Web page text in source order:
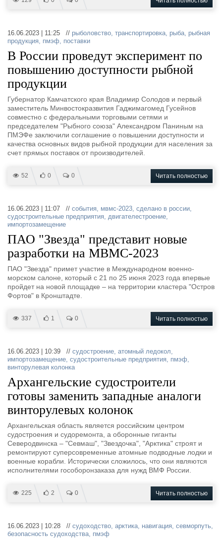
16.06.2023 | 11:25 // рыболовство, транспортировка, рыба, рыбная
продукция, пмэф, поставки
В России проведут эксперимент по
повышению доступности рыбной
продукции
Губернатор Камчатского края Владимир Солодов и первый
заместитель Минвостокразвития Гаджимагомед Гусейнов
совместно с федеральными торговыми сетями и
председателем "Рыбного союза" Александром Паниным на
ПМЭФе заключили соглашение о повышении доступности и
качества основных видов рыбной продукции для населения за
счет прямых поставок от производителей.
52 0 0 Читать полностью
16.06.2023 | 11:07 // события, мвмс-2023, сделано в россии,
судостроительные предприятия, двигателестроение,
импортозамещение
ПАО "Звезда" представит новые
разработки на МВМС-2023
ПАО "Звезда" примет участие в Международном военно-
морском салоне, который с 21 по 25 июня 2023 года впервые
пройдет на новой площадке – на территории кластера "Остров
Фортов" в Кронштадте.
337 1 0 Читать полностью
16.06.2023 | 10:39 // судостроение, атомный ледокол,
импортозамещение, судостроительные предприятия, пмэф,
винторулевая колонка
Архангельские судостроители
готовы заменить западные аналоги
винторулевых колонок
Архангельская область является российским центром
судостроения и судоремонта, а оборонные гиганты
Северодвинска – "Севмаш", "Звездочка", "Арктика" строят и
ремонтируют суперсовременные атомные подводные лодки и
военные корабли. Исторически сложилось, что они являются
исполнителями гособоронзаказа для нужд ВМФ России.
225 2 0 Читать полностью
16.06.2023 | 10:28 // судоходство, арктика, навигация, севморпуть,
безопасность судоходства, пмэф